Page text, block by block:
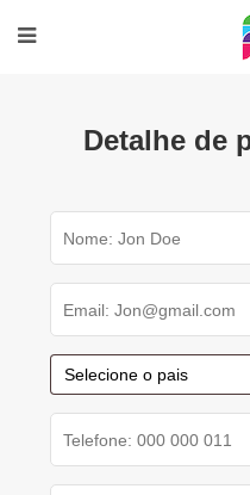
Detalhe de